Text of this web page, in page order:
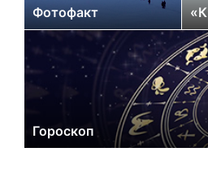
Фотофакт
Гороскоп